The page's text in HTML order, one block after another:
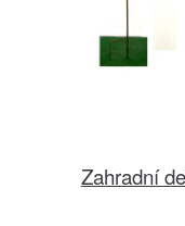
Zahradní